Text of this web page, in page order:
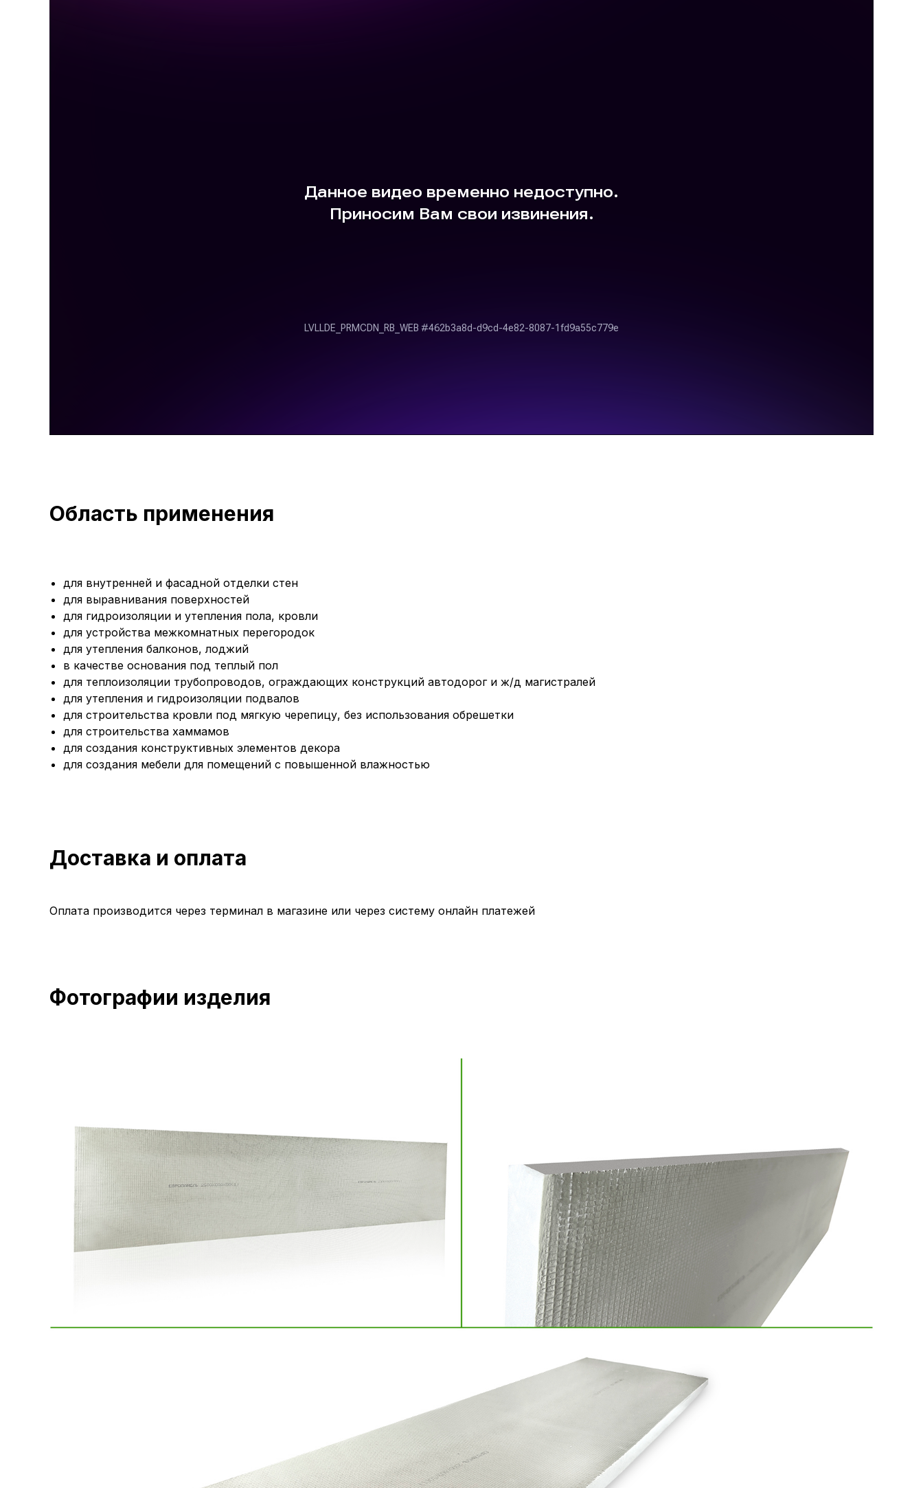
Область применения
для внутренней и фасадной отделки стен
для выравнивания поверхностей
для гидроизоляции и утепления пола, кровли
для устройства межкомнатных перегородок
для утепления балконов, лоджий
в качестве основания под теплый пол
для теплоизоляции трубопроводов, ограждающих конструкций автодорог и ж/д магистралей
для утепления и гидроизоляции подвалов
для строительства кровли под мягкую черепицу, без использования обрешетки
для строительства хаммамов
для создания конструктивных элементов декора
для создания мебели для помещений с повышенной влажностью
Доставка и оплата
Оплата производится через терминал в магазине или через систему онлайн платежей
Фотографии изделия